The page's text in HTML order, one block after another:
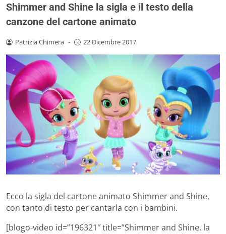
Shimmer and Shine la sigla e il testo della
canzone del cartone animato
Patrizia Chimera - 22 Dicembre 2017
Ecco la sigla del cartone animato Shimmer and Shine,
con tanto di testo per cantarla con i bambini.
[blogo-video id=”196321″ title=”Shimmer and Shine, la